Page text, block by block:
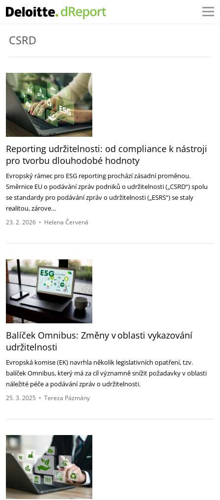
CSRD
Reporting udržitelnosti: od compliance k nástroji
pro tvorbu dlouhodobé hodnoty
Evropský rámec pro ESG reporting prochází zásadní proměnou.
Směrnice EU o podávání zpráv podniků o udržitelnosti („CSRD“) spolu
se standardy pro podávání zpráv o udržitelnosti („ESRS“) se staly
realitou, zárove…
23. 2. 2026 • Helena Červená
Balíček Omnibus: Změny v oblasti vykazování
udržitelnosti
Evropská komise (EK) navrhla několik legislativních opatření, tzv.
balíček Omnibus, který má za cíl významně snížit požadavky v oblasti
náležité péče a podávání zpráv o udržitelnosti.
25. 3. 2025 • Tereza Pázmány